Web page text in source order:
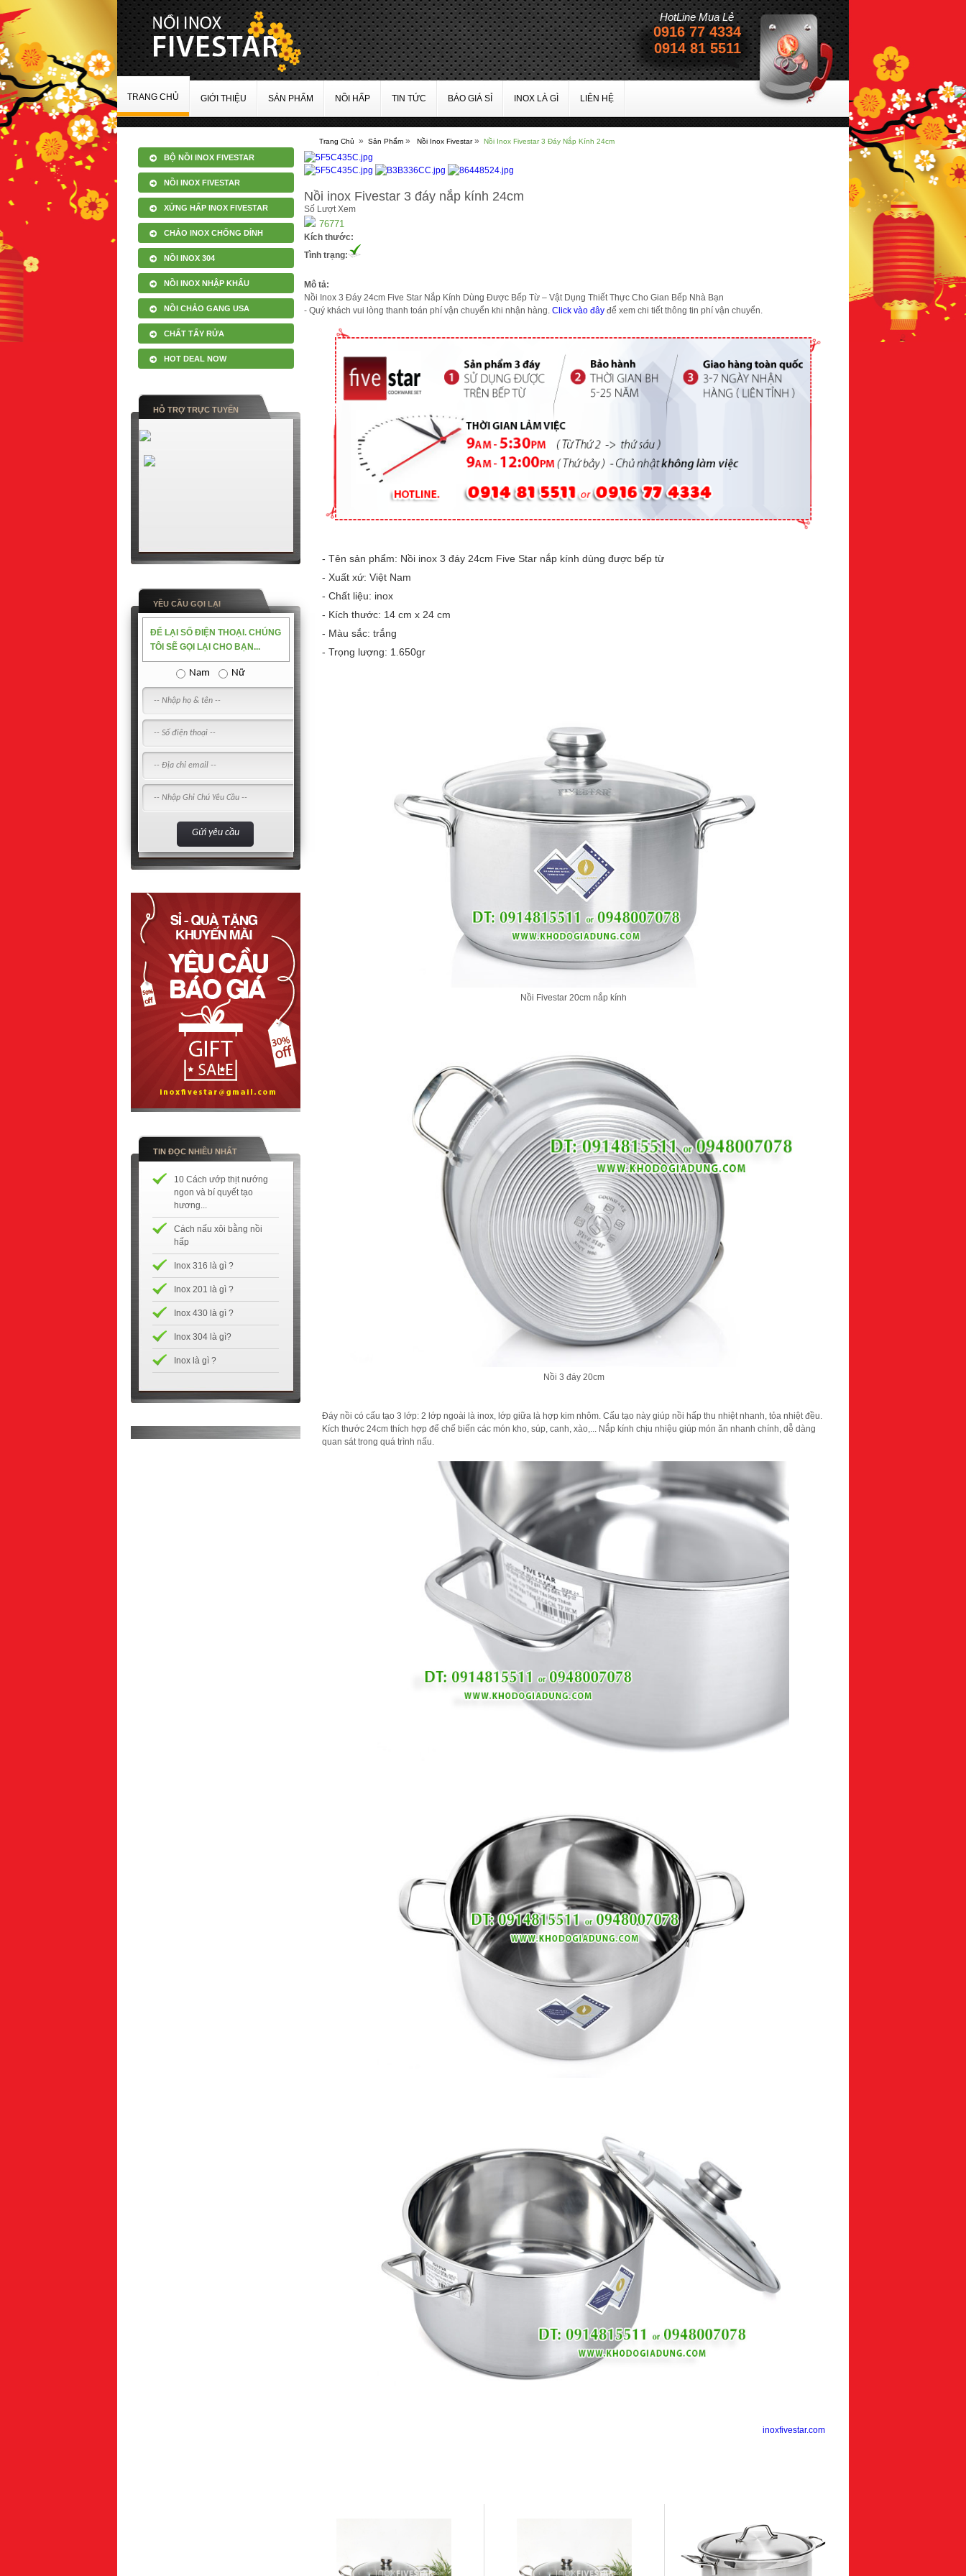
HotLine Mua Lẻ
0916 77 4334
0914 81 5511
TRANG CHỦ GIỚI THIỆU SẢN PHẨM NỒI HẤP TIN TỨC BÁO GIÁ SỈ INOX LÀ GÌ LIÊN HỆ
BỘ NỒI INOX FIVESTAR
NỒI INOX FIVESTAR
XỬNG HẤP INOX FIVESTAR
CHẢO INOX CHỐNG DÍNH
NỒI INOX 304
NỒI INOX NHẬP KHẨU
NỒI CHẢO GANG USA
CHẤT TẨY RỬA
HOT DEAL NOW
HỖ TRỢ TRỰC TUYẾN
YỀU CẦU GỌI LẠI
ĐỂ LẠI SỐ ĐIỆN THOẠI. CHÚNG
TÔI SẼ GỌI LẠI CHO BẠN...
Nam Nữ
TIN ĐỌC NHIỀU NHẤT
10 Cách ướp thịt nướng
ngon và bí quyết tạo
hương...
Cách nấu xôi bằng nồi
hấp
Inox 316 là gì ?
Inox 201 là gì ?
Inox 430 là gì ?
Inox 304 là gì?
Inox là gì ?
Trang Chủ » Sản Phẩm » Nồi Inox Fivestar » Nồi Inox Fivestar 3 Đáy Nắp Kính 24cm
Nồi inox Fivestar 3 đáy nắp kính 24cm
Số Lượt Xem
76771
Kích thước:
Tình trạng:
Mô tả:
Nồi Inox 3 Đáy 24cm Five Star Nắp Kính Dùng Được Bếp Từ – Vật Dụng Thiết Thực Cho Gian Bếp Nhà Bạn
- Quý khách vui lòng thanh toán phí vận chuyển khi nhận hàng. Click vào đây để xem chi tiết thông tin phí vận chuyển.
- Tên sản phẩm: Nồi inox 3 đáy 24cm Five Star nắp kính dùng được bếp từ
- Xuất xứ: Việt Nam
- Chất liệu: inox
- Kích thước: 14 cm x 24 cm
- Màu sắc: trắng
- Trọng lượng: 1.650gr
Nồi Fivestar 20cm nắp kính
Nồi 3 đáy 20cm
Đáy nồi có cấu tạo 3 lớp: 2 lớp ngoài là inox, lớp giữa là hợp kim nhôm. Cấu tạo này giúp nồi hấp thu nhiệt nhanh, tỏa nhiệt đều.
Kích thước 24cm thích hợp để chế biến các món kho, súp, canh, xào,... Nắp kính chịu nhiệu giúp món ăn nhanh chính, dễ dàng
quan sát trong quá trình nấu.
inoxfivestar.com